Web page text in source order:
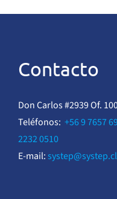
Contacto
Don Carlos #2939 Of.
Teléfonos: +56 9 7657
2232 0510
E-mail: systep@systep.cl